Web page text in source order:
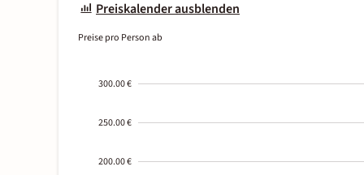
Preiskalender ausblenden
Preise pro Person ab
300.00 €
250.00 €
200.00 €